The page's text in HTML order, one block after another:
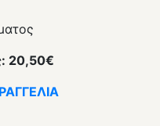
20,50€